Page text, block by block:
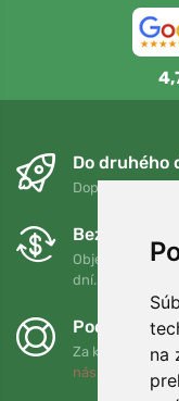
na
Do druhého
Doprava
Bezplatná
Objednávku
dní.
Za každú
nás